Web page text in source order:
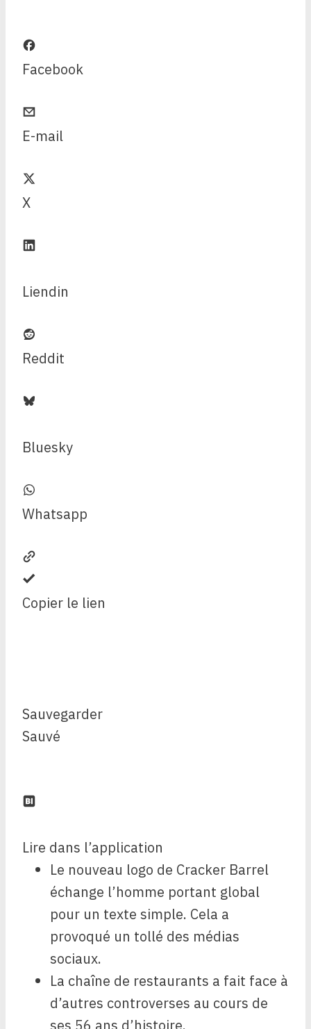
Facebook
E-mail
X
Liendin
Reddit
Bluesky
Whatsapp
Copier le lien
Sauvegarder
Sauvé
Lire dans l’application
Le nouveau logo de Cracker Barrel
échange l’homme portant global
pour un texte simple. Cela a
provoqué un tollé des médias
sociaux.
La chaîne de restaurants a fait face à
d’autres controverses au cours de